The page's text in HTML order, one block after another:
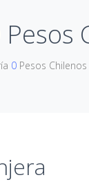
Pesos
0Pesos Chilenos